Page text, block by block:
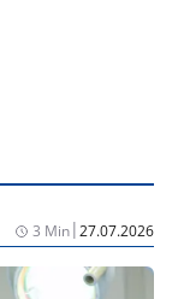
3 Min|27.07.2026